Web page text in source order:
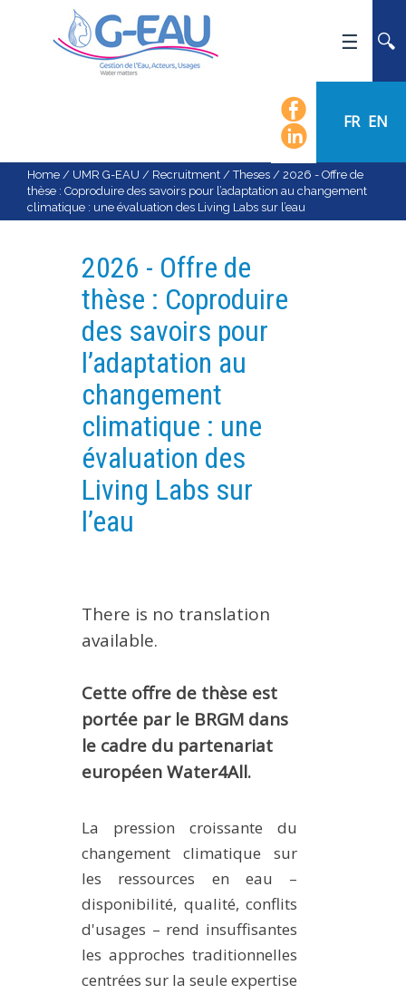
FR EN
NEWS
EVENTS
CALENDAR OF EVENTS
FLOW CHART
RESEARCH
EXPERIMENTAL PLATFORMS
GEOGRAPHIC LOCATIONS
CURRENT PROJECTS
COMPLETED PROJECTS
TRAINING COURSES
EDUCATION AND TRAINING
DOCTORAL TRAINING
THESES IN PROGRESS
METHODS AND TOOLS
SOFTWARE
WORKING PAPERS
Home / UMR G-EAU / Recruitment /Theses / 2026 - Offre de
thèse : Coproduire des savoirs pour l’adaptation au changement
climatique : une évaluation des Living Labs sur l’eau
2026 - Offre de
thèse : Coproduire
des savoirs pour
l’adaptation au
changement
climatique : une
évaluation des
Living Labs sur
l’eau
There is no translation
available.
Cette offre de thèse est
portée par le BRGM dans
le cadre du partenariat
européen Water4All.
La pression croissante du
changement climatique sur
les ressources en eau –
disponibilité, qualité, conflits
d'usages – rend insuffisantes
les approches traditionnelles
centrées sur la seule expertise